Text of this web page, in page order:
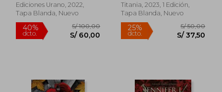
Ediciones Urano, 2022,
Tapa Blanda, Nuevo
Titania, 2023, 1 Edición,
Tapa Blanda, Nuevo